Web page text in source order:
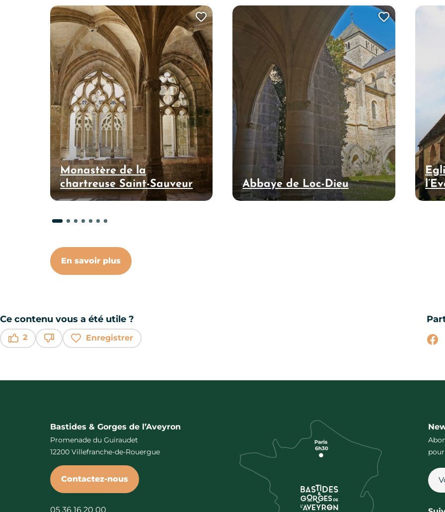
Monastère de la
chartreuse Saint-Sauveur
Ajouter cette page au carnet de voyage ?
Abbaye de Loc-Dieu
Ajouter
En savoir plus
Ce contenu vous a été utile ?
2
Enregistrer
Bastides & Gorges de l’Aveyron
Promenade du Guiraudet
12200 Villefranche-de-Rouergue
Contactez-nous
05 36 16 20 00